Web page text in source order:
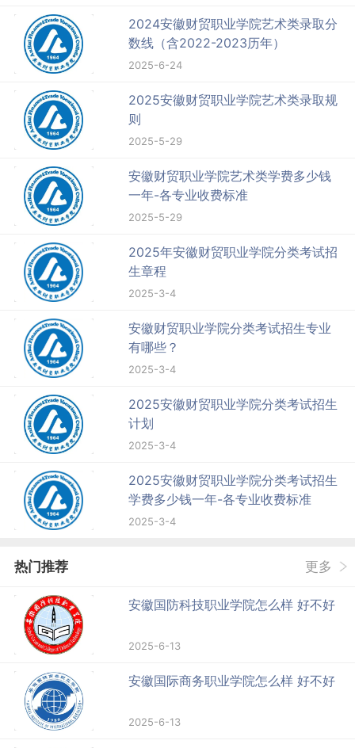
2024安徽财贸职业学院艺术类录取分
数线（含2022-2023历年）
2025-6-24
2025安徽财贸职业学院艺术类录取规
则
2025-5-29
安徽财贸职业学院艺术类学费多少钱
一年-各专业收费标准
2025-5-29
2025年安徽财贸职业学院分类考试招
生章程
2025-3-4
安徽财贸职业学院分类考试招生专业
有哪些？
2025-3-4
2025安徽财贸职业学院分类考试招生
计划
2025-3-4
2025安徽财贸职业学院分类考试招生
学费多少钱一年-各专业收费标准
2025-3-4
热门推荐 更多
安徽国防科技职业学院怎么样 好不好
2025-6-13
安徽国际商务职业学院怎么样 好不好
2025-6-13